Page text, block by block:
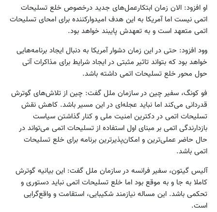
او افزود: الان زمان ابتکارعمل‌های جدید درخصوص خلع تسلیحات
اتمی نیست اما آمریکا به این هدف امیدوارکننده برای امحای تسلیحات
اتمی متعهد است و به تعهدش پایبند خواهد بود.
وود افزود: حتی در این زمان دشوار آمریکا به دنبال ایجاد برنامه‌هایی
خواهد بود که بتواند تاثیر مثبتی در ایجاد شرایط برای مذاکرات آتی
حول محور خلع تسلیحات اتمی داشته باشد.
فو کونگ، سفیر چین در سازمان ملل گفت: چین از تلاش‌های گوترش
قدردانی می‌کند اما نباید عجله‌ای در این مسیر باشد. کاهش نقش
تسلیحات اتمی در دکترین امنیت ملی و کنار گذاشتن سیاست
بازدارندگی اتمی بر مبنای اول استفاده از تسلیحات اتمی می‌تواند در
حال حاضر عملی‌ترین و امکان‌پذیرترین برنامه برای خلع تسلیحات
اتمی باشد.
آلیس گیتون، سفیر فرانسه در سازمان ملل گفت: این بیانیه گوترش
کاملا به جا و به موقع بود اما خلع تسلیحات اتمی نباید دستوری و
تحکمی باشد. این مساله نیازمند شکیبایی، استقامت و واقع‌گرایی
است.